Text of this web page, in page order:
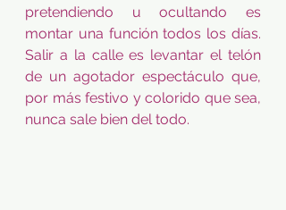
pretendiendo u ocultando es
montar una función todos los días.
Salir a la calle es levantar el telón
de un agotador espectáculo que,
por más festivo y colorido que sea,
nunca sale bien del todo.